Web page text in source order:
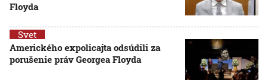
Floyda
Svet
Amerického expolicajta odsúdili za
porušenie práv Georgea Floyda